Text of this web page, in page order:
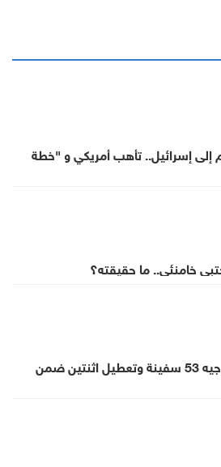
إلى إسرائيل.. تأهب أمريكي و "خطة
خامنئي.. ما حقيقته؟
الجيش الأمريكي: إعادة توجيه 53 سفينة وتعطيل اثنتين ضمن